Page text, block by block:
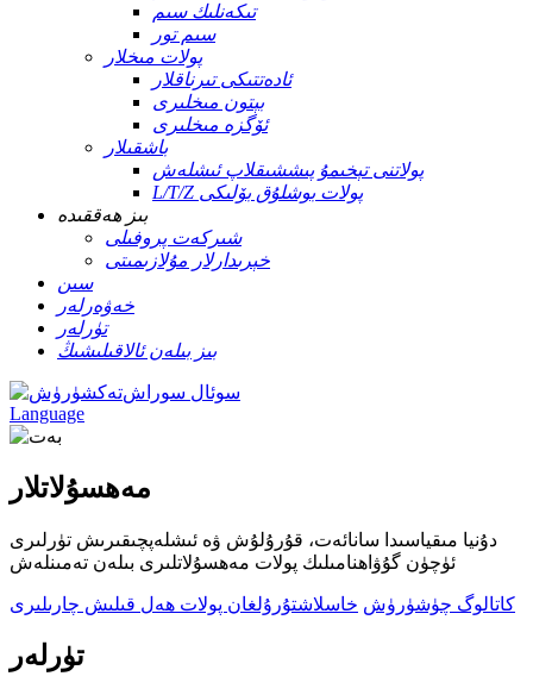
تىكەنلىك سىم
سىم تور
پولات مىخلار
ئادەتتىكى تىرناقلار
بېتون مىخلىرى
ئۆگزە مىخلىرى
باشقىلار
پولاتنى تېخىمۇ پىششىقلاپ ئىشلەش
L/T/Z پولات بوشلۇق بۆلىكى
بىز ھەققىدە
شىركەت پروفىلى
خېرىدارلار مۇلازىمىتى
سىن
خەۋەرلەر
تۈرلەر
بىز بىلەن ئالاقىلىشىڭ
سوئال سوراش
Language
مەھسۇلاتلار
دۇنيا مىقياسىدا سانائەت، قۇرۇلۇش ۋە ئىشلەپچىقىرىش تۈرلىرى
ئۈچۈن گۇۋاھنامىلىك پولات مەھسۇلاتلىرى بىلەن تەمىنلەش
كاتالوگ چۈشۈرۈش خاسلاشتۇرۇلغان پولات ھەل قىلىش چارىلىرى
تۈرلەر